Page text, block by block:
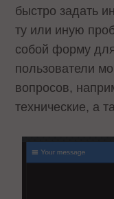
быстро задать
ту или иную
собой форму
пользователи
вопросов,
технические, а